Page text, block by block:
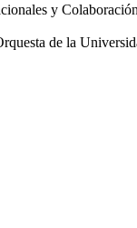
y
de la